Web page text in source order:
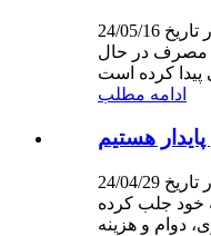
24/05/16
مصرف در حال
ادامه مطلب
هستیم
24/04/29
خود جلب کرده